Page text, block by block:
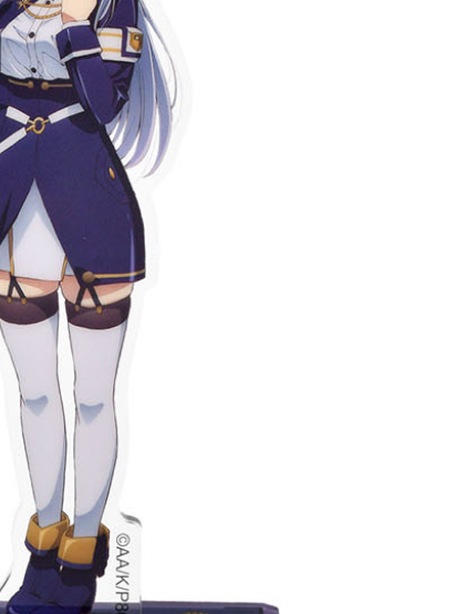
Penghantaran percuma untuk pesanan
用
| Penghantaran percuma untuk pesanan
門/馬祖)-木棉花樂園專用